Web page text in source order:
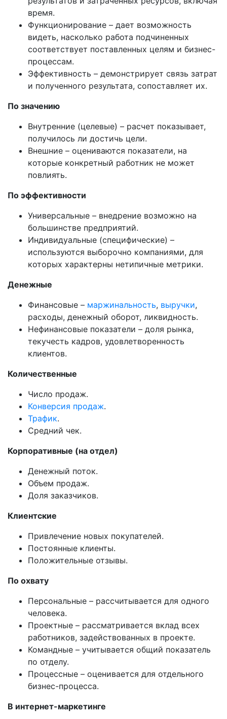
время.
Функционирование – дает возможность
видеть, насколько работа подчиненных
соответствует поставленных целям и бизнес-
процессам.
Эффективность – демонстрирует связь затрат
и полученного результата, сопоставляет их.
По значению
Внутренние (целевые) – расчет показывает,
получилось ли достичь цели.
Внешние – оцениваются показатели, на
которые конкретный работник не может
повлиять.
По эффективности
Универсальные – внедрение возможно на
большинстве предприятий.
Индивидуальные (специфические) –
используются выборочно компаниями, для
которых характерны нетипичные метрики.
Денежные
Финансовые – маржинальность, выручки,
расходы, денежный оборот, ликвидность.
Нефинансовые показатели – доля рынка,
текучесть кадров, удовлетворенность
клиентов.
Количественные
Число продаж.
Конверсия продаж.
Трафик.
Средний чек.
Корпоративные (на отдел)
Денежный поток.
Объем продаж.
Доля заказчиков.
Клиентские
Привлечение новых покупателей.
Постоянные клиенты.
Положительные отзывы.
По охвату
Персональные – рассчитывается для одного
человека.
Проектные – рассматривается вклад всех
работников, задействованных в проекте.
Командные – учитывается общий показатель
по отделу.
Процессные – оценивается для отдельного
бизнес-процесса.
В интернет-маркетинге